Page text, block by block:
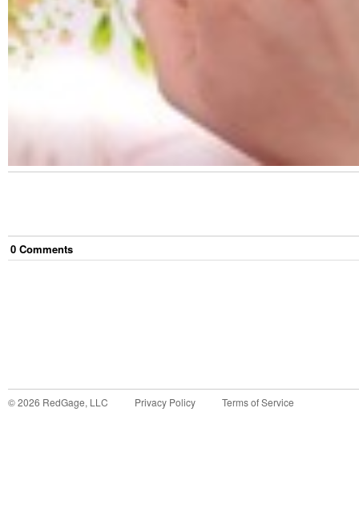
0 Comments
©2026 RedGage, LLC Privacy Policy Terms of Service